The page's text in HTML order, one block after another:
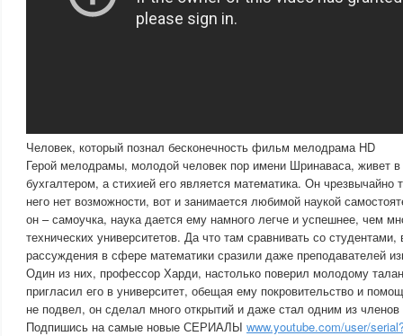
Человек, который познал бесконечность фильм мелодрама HD
Герой мелодрамы, молодой человек пор имени Шринаваса, живет в
бухгалтером, а стихией его является математика. Он чрезвычайно
него нет возможности, вот и занимается любимой наукой
он – самоучка, наука дается ему намного легче и успешнее, чем
технических университетов. Да что там сравнивать со
рассуждения в сфере математики сразили даже преподавателей
Один из них, профессор Харди, настолько поверил молодому
пригласил его в университет, обещая ему покровительство и
не подвел, он сделал много открытий и даже стал одним из членов
Подпишись на самые новые СЕРИАЛЫ www.youtube.com/user/